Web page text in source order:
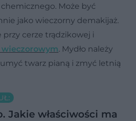
Może być
jako wieczorny demakijaż.
przy cerze trądzikowej i
. Mydło należy
twarz pianą i zmyć letnią
Jakie właściwości ma